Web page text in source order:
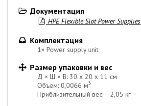
 Документация
 HPE Flexible Slot Power Supplies
 Комплектация
1× Power supply unit
 Размер упаковки и вес
Д × Ш × В: 30 х 20 х 11 см
Объем: 0,0066 м3
Приблизительный вес – 2,05 кг